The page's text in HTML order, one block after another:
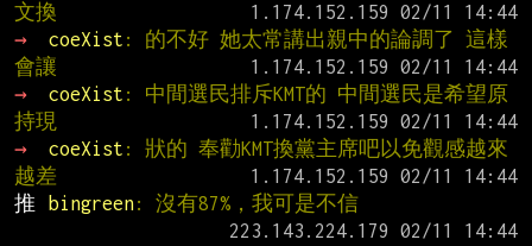
文換
→
coeXist : 的不好 她太常講出親中的論調了 這樣
會讓
→
coeXist : 中間選民排斥KMT的 中間選民是希望原
持現
→
coeXist : 狀的 奉勸KMT換黨主席吧以免觀感越來
越差
推
bingreen: 沒有87%，我可是不信